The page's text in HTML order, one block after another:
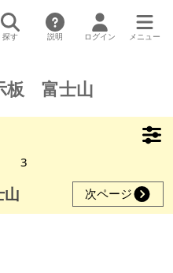
探す 説明 ログイン メニュー
板 富士山
3
山 次ページ